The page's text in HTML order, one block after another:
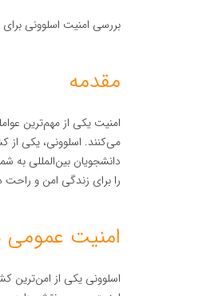
بررسی امنیت اسلوونی
مقدمه
امنیت یکی از مهم‌ترین
می‌کنند. اسلوونی، یکی از
دانشجویان بین‌المللی به
را برای زندگی امن و راحت
امنیت عمومی
اسلوونی یکی از امن‌ترین